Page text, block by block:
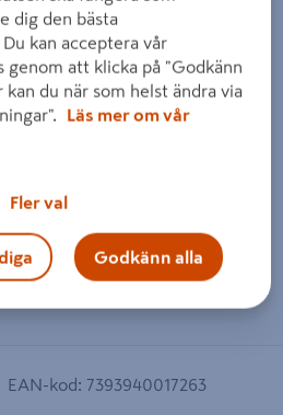
bilden för att zooma in
EAN-kod: 7393940017263
dig den bästa
kan acceptera vår
genom att klicka på "Godkänn
kan du när som helst ändra via
Läs mer om vår
Fler val
Godkänn alla